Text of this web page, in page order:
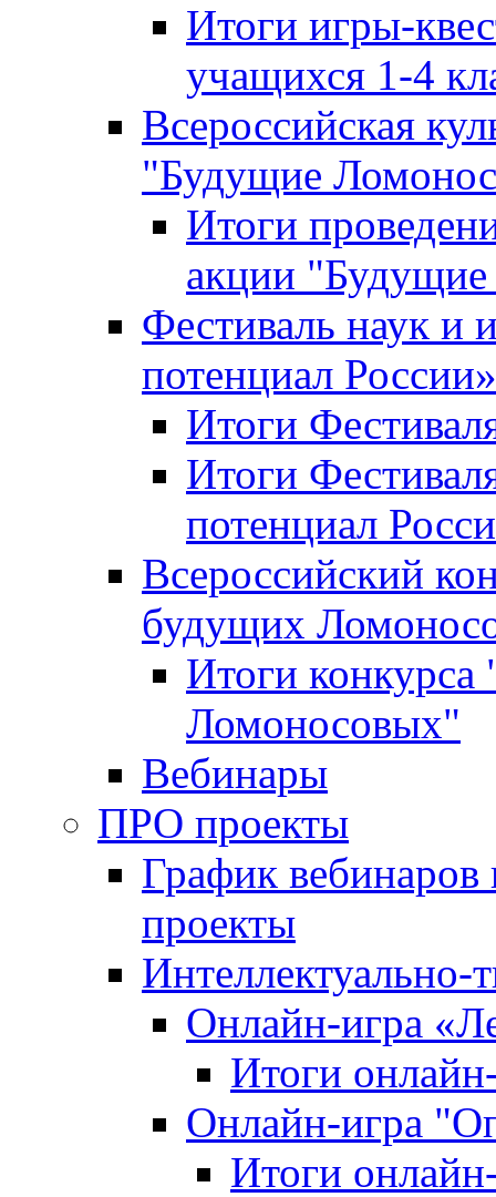
Итоги игры-
учащихся 1-4
Всероссийская
"Будущие
Итоги
акции
Фестиваль наук и
потенциал России»
Итоги
Итоги
потенциал
Всероссийский
будущих
Итоги
Ломоносовых"
Вебинары
ПРО проекты
График
проекты
Интеллектуально-
Онлайн-игра
Итоги
Онлайн-игра
Итоги